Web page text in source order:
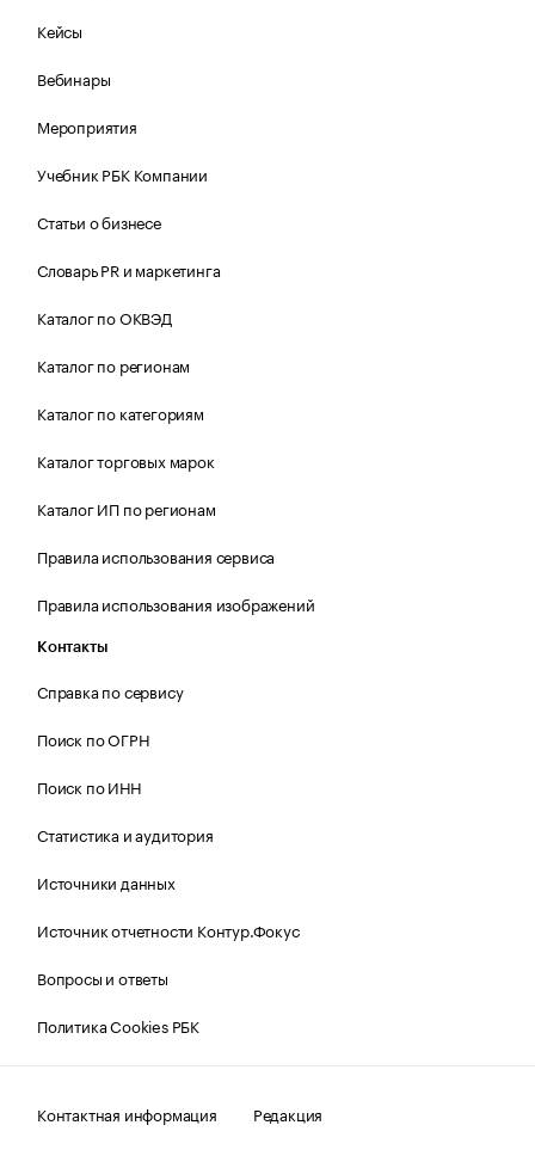
Кейсы
Вебинары
Мероприятия
Учебник РБК Компании
Статьи о бизнесе
Словарь PR и маркетинга
Каталог по ОКВЭД
Каталог по регионам
Каталог по категориям
Каталог торговых марок
Каталог ИП по регионам
Правила использования сервиса
Правила использования изображений
Контакты
Справка по сервису
Поиск по ОГРН
Поиск по ИНН
Статистика и аудитория
Источники данных
Источник отчетности Контур.Фокус
Вопросы и ответы
Политика Cookies РБК
Контактная информация
Редакция